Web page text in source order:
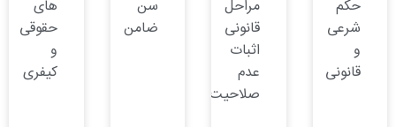
حکم
شرعی
و
قانونی
مراحل
قانونی
اثبات
عدم
صلاحیت
سن
ضامن
های
حقوقی
و
کیفری